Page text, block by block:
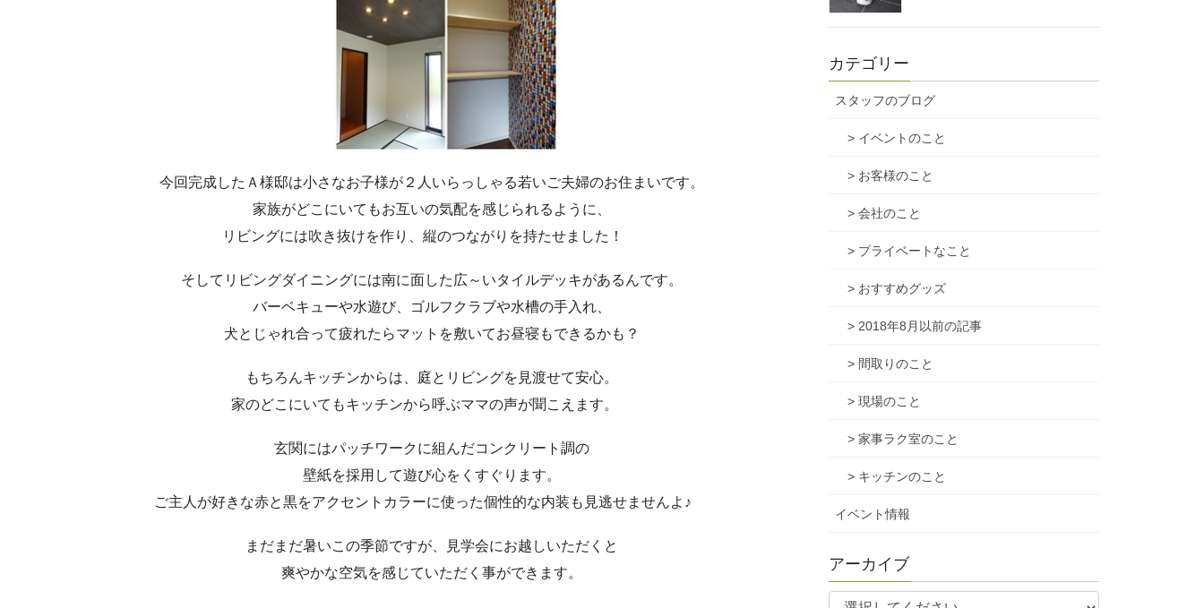
今回完成したＡ様邸は小さなお子様が２人いらっしゃる若いご夫婦のお住まいです。
家族がどこにいてもお互いの気配を感じられるように、
リビングには吹き抜けを作り、縦のつながりを持たせました！
そしてリビングダイニングには南に面した広～いタイルデッキがあるんです。
バーベキューや水遊び、ゴルフクラブや水槽の手入れ、
犬とじゃれ合って疲れたらマットを敷いてお昼寝もできるかも？
もちろんキッチンからは、庭とリビングを見渡せて安心。
家のどこにいてもキッチンから呼ぶママの声が聞こえます。
玄関にはパッチワークに組んだコンクリート調の
壁紙を採用して遊び心をくすぐります。
ご主人が好きな赤と黒をアクセントカラーに使った個性的な内装も見逃せませんよ♪
まだまだ暑いこの季節ですが、見学会にお越しいただくと
爽やかな空気を感じていただく事ができます。
カテゴリー
スタッフのブログ
> イベントのこと
> お客様のこと
> 会社のこと
> プライベートなこと
> おすすめグッズ
> 2018年8月以前の記事
> 間取りのこと
> 現場のこと
> 家事ラク室のこと
> キッチンのこと
イベント情報
アーカイブ